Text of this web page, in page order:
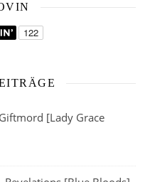
[Lady Grace